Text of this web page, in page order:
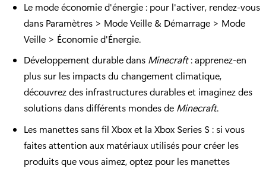
Le mode économie d'énergie : pour l'activer, rendez-vous
dans Paramètres > Mode Veille & Démarrage > Mode
Veille > Économie d'Énergie.
Développement durable dans Minecraft: apprenez-en
plus sur les impacts du changement climatique,
découvrez des infrastructures durables et imaginez des
solutions dans différents mondes de Minecraft.
Les manettes sans fil Xbox et la Xbox Series S : si vous
faites attention aux matériaux utilisés pour créer les
produits que vous aimez, optez pour les manettes